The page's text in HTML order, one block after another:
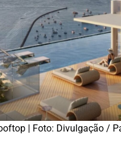
| Foto: Divulgação /